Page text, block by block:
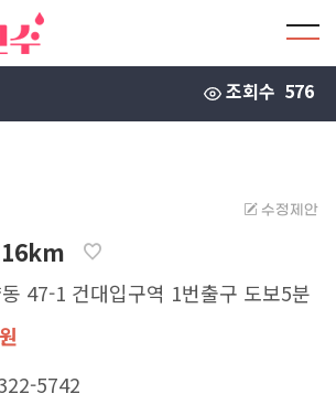
조회수 576
수정제안
47-1 건대입구역 1번출구 도보5분
5742